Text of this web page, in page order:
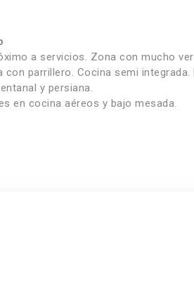
a servicios. Zona con mucho
parrillero. Cocina semi integrada.
y persiana.
en cocina aéreos y bajo mesada.